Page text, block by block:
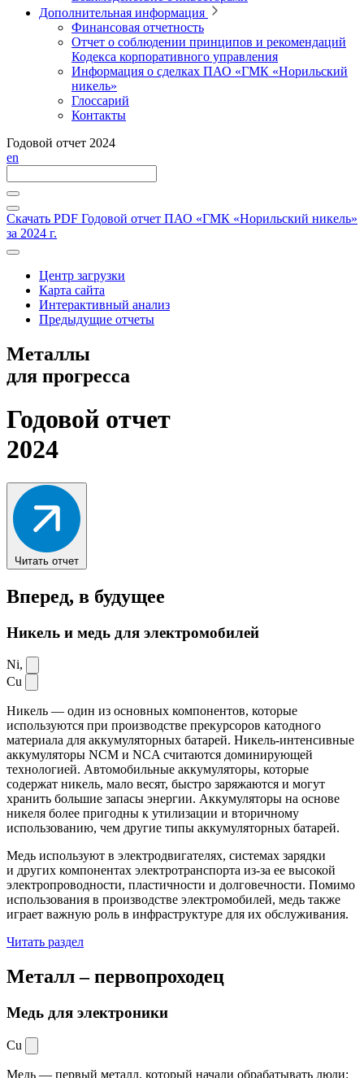
Дополнительная информация
Финансовая отчетность
Отчет о соблюдении принципов и рекомендаций
Кодекса корпоративного управления
Информация о сделках ПАО «ГМК «Норильский
никель»
Глоссарий
Контакты
Годовой отчет 2024
en
Скачать PDF Годовой отчет ПАО «ГМК «Норильский никель»
за 2024 г.
Центр загрузки
Карта сайта
Интерактивный анализ
Предыдущие отчеты
Металлы
для прогресса
Годовой отчет
2024
Читать отчет
Вперед, в будущее
Никель и медь для электромобилей
Ni,
Cu
Никель — один из основных компонентов, которые
используются при производстве прекурсоров катодного
материала для аккумуляторных батарей. Никель-интенсивные
аккумуляторы NCM и NCA считаются доминирующей
технологией. Автомобильные аккумуляторы, которые
содержат никель, мало весят, быстро заряжаются и могут
хранить большие запасы энергии. Аккумуляторы на основе
никеля более пригодны к утилизации и вторичному
использованию, чем другие типы аккумуляторных батарей.
Медь используют в электродвигателях, системах зарядки
и других компонентах электротранспорта из-за ее высокой
электропроводности, пластичности и долговечности. Помимо
использования в производстве электромобилей, медь также
играет важную роль в инфраструктуре для их обслуживания.
Читать раздел
Металл –первопроходец
Медь для электроники
Cu
Медь — первый металл, который начали обрабатывать люди: